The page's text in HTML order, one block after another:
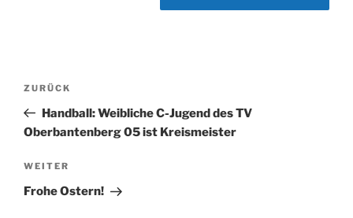
Beitragsnavigation
Vorheriger
Beitrag
ZURÜCK
Handball: Weibliche C-Jugend des TV
Oberbantenberg 05 ist Kreismeister
Nächster
Beitrag
WEITER
Frohe Ostern!